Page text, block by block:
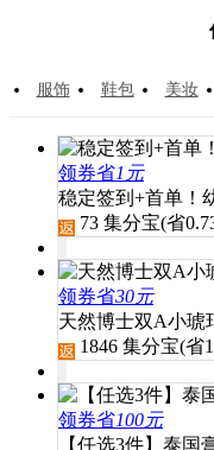
服饰 鞋包 美妆
领券省1元
稳定签到+首单！
73 集分宝(省
领券省30元
天然博士双A小琥
1846 集分宝(省
领券省100元
【任选3件】泰国